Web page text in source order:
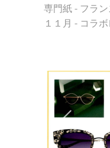
専門紙 - フラ
１１月 - コラ